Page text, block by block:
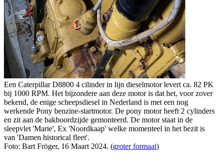
Een Caterpillar D8800 4 cilinder in lijn dieselmotor levert ca. 82 PK
bij 1000 RPM. Het bijzondere aan deze motor is dat het, voor zover
bekend, de enige scheepsdiesel in Nederland is met een nog
werkende Pony benzine-startmotor. De pony motor heeft 2 cylinders
en zit aan de bakboordzijde gemonteerd. De motor staat in de
sleepvlet 'Marie', Ex 'Noordkaap' welke momenteel in het bezit is
van 'Damen historical fleet'.
Foto: Bart Fröger, 16 Maart 2024. (groter formaat)